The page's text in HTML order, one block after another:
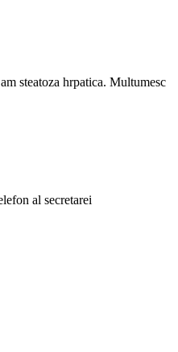
steatoza hrpatica. Multumesc
al secretarei